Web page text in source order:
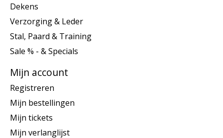
Dekens
Verzorging & Leder
Stal, Paard & Training
Sale % - & Specials
Mijn account
Registreren
Mijn bestellingen
Mijn tickets
Mijn verlanglijst